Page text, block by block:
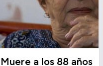
Muere a los 88 años